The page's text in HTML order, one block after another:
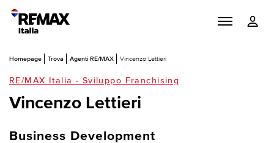
Homepage Trova Agenti RE/MAX Vincenzo Lettieri
RE/MAX Italia - Sviluppo Franchising
Vincenzo Lettieri
Business Development